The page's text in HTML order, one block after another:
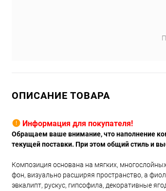
ОПИСАНИЕ ТОВАРА
Информация для покупателя!
Обращаем ваше внимание, что наполнение
текущей поставки. При этом общий стиль и
Композиция основана на мягких,
фон, визуально расширяя пространство, а
эвкалипт, рускус, гипсофила, декоративные